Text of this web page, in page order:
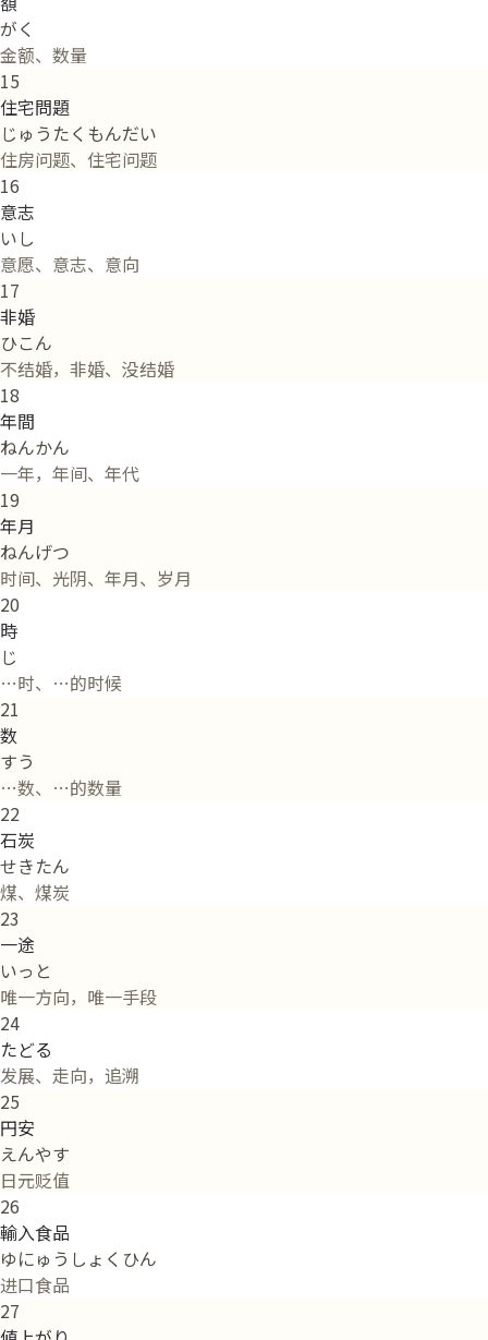
がく
金额、数量
15
住宅問題
じゅうたくもんだい
住房问题、住宅问题
16
意志
いし
意愿、意志、意向
17
非婚
ひこん
不结婚，非婚、没结婚
18
年間
ねんかん
一年，年间、年代
19
年月
ねんげつ
时间、光阴、年月、岁月
20
時
じ
…时、…的时候
21
数
すう
…数、…的数量
22
石炭
せきたん
煤、煤炭
23
一途
いっと
唯一方向，唯一手段
24
たどる
发展、走向，追溯
25
円安
えんやす
日元贬值
26
輸入食品
ゆにゅうしょくひん
进口食品
27